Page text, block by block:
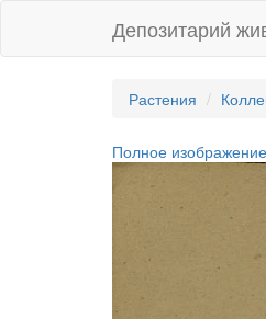
Депозитарий
Растения
Полное изображение